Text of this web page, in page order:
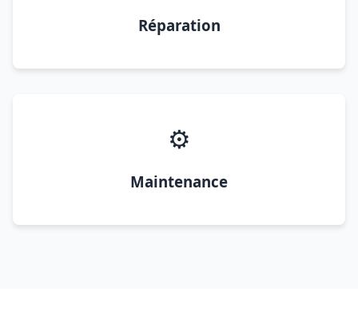
Réparation
⚙️
Maintenance